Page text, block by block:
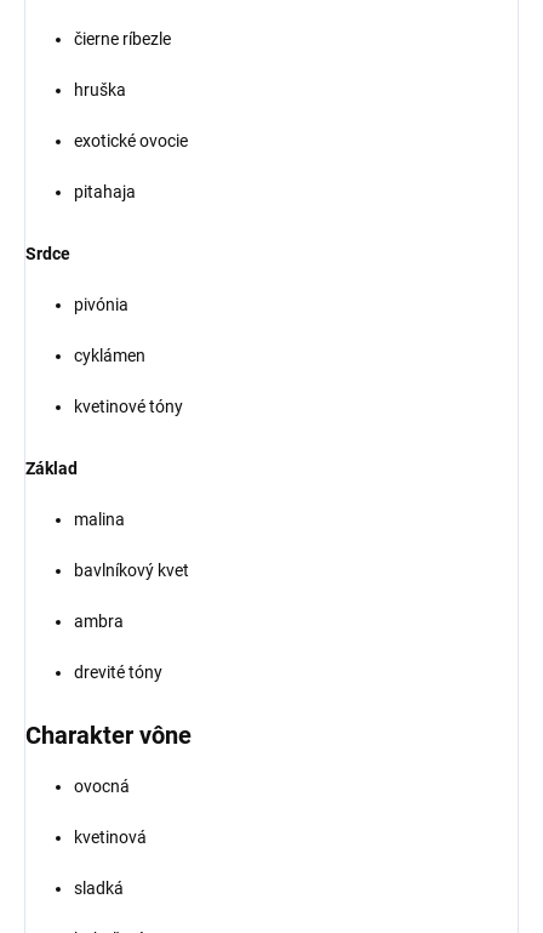
čierne ríbezle
hruška
exotické ovocie
pitahaja
Srdce
pivónia
cyklámen
kvetinové tóny
Základ
malina
bavlníkový kvet
ambra
drevité tóny
Charakter vône
ovocná
kvetinová
sladká